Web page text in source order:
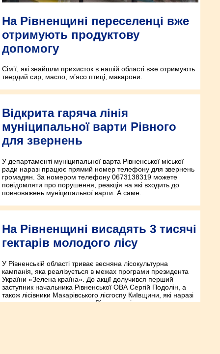
На Рівненщині переселенці вже
отримують продуктову
допомогу
Сім’ї, які знайшли прихисток в нашій області вже отримують
твердий сир, масло, м’ясо птиці, макарони.
Відкрита гаряча лінія
муніципальної варти Рівного
для звернень
У департаменті муніципальної варта Рівненської міської
ради наразі працює прямий номер телефону для звернень
громадян. За номером телефону 0673138319 можете
повідомляти про порушення, реакція на які входить до
повноважень муніципальної варти. А саме:
На Рівненщині висадять 3 тисячі
гектарів молодого лісу
У Рівненській області триває весняна лісокультурна
кампанія, яка реалізується в межах програми президента
України «Зелена країна». До акції долучився перший
заступник начальника Рівненської ОВА Сергій Подолін, а
також лісівники Макарівського лісгоспу Київщини, які наразі
тимчасового проживають на Рівненщині.